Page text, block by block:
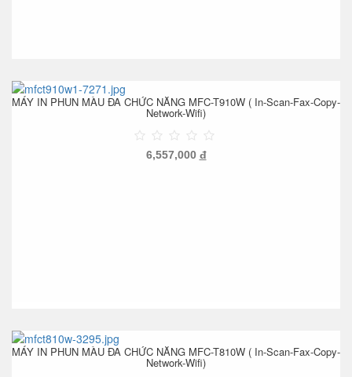
MÁY IN PHUN MÀU ĐA CHỨC NĂNG MFC-T910W ( In-Scan-Fax-Copy-
Network-Wifi)
6,557,000 đ
MÁY IN PHUN MÀU ĐA CHỨC NĂNG MFC-T810W ( In-Scan-Fax-Copy-
Network-Wifi)